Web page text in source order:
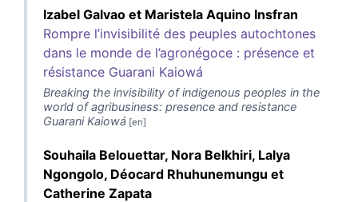
Izabel Galvao et Maristela Aquino Insfran
Rompre l’invisibilité des peuples autochtones
dans le monde de l’agronégoce : présence et
résistance Guarani Kaiowá
Breaking the invisibility of indigenous peoples in the
world of agribusiness: presence and resistance
Guarani Kaiowá
Souhaila Belouettar, Nora Belkhiri, Lalya
Ngongolo, Déocard Rhuhunemungu et
Catherine Zapata